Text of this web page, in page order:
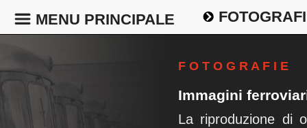
MENU PRINCIPALE
F O T O G R A F I E
Immagini
La riproduzione di